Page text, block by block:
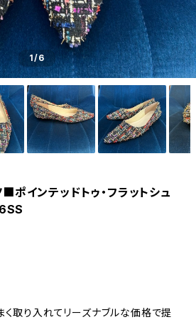
1/6
インテッドトゥ・フラットシュ
く取り入れてリーズナブルな価格で提